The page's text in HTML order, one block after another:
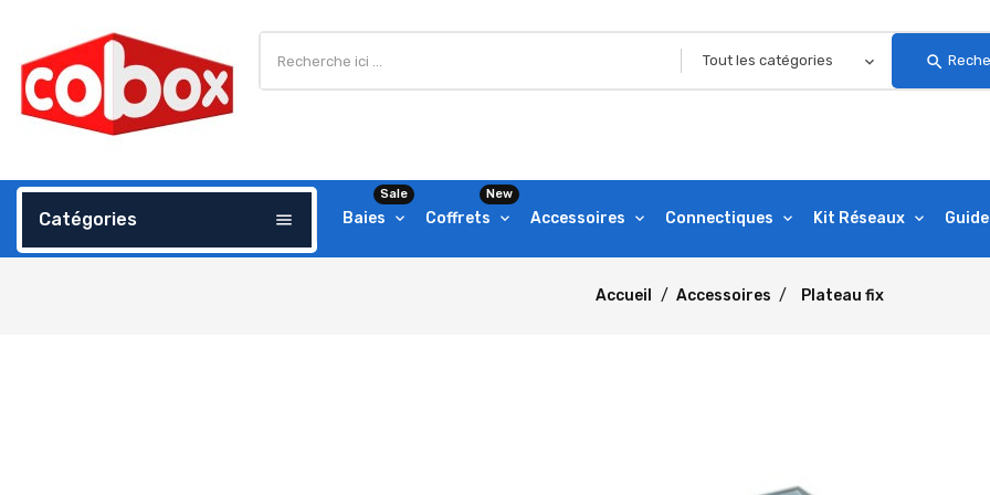
search
Catégories menu Baies
Sale
Coffrets
New
Accessoires Connectiques Kit Réseaux
Accueil Accessoires Plateau fix